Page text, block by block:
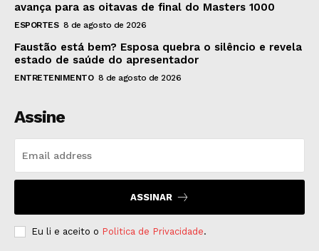
avança para as oitavas de final do Masters 1000
ESPORTES 8 de agosto de 2026
Faustão está bem? Esposa quebra o silêncio e revela
estado de saúde do apresentador
ENTRETENIMENTO 8 de agosto de 2026
Assine
ASSINAR
Eu li e aceito o Politica de Privacidade.